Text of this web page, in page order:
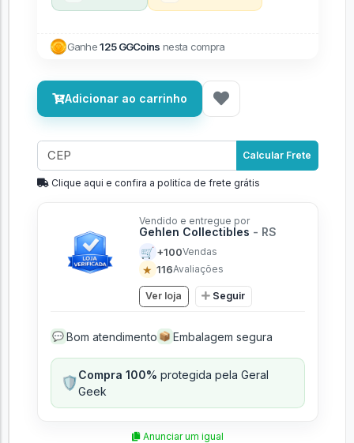
Ganhe125 GGCoins nesta compra
Adicionar ao carrinho
Calcular Frete
Clique aqui e confira a politíca de frete grátis
Vendido e entregue por
Gehlen Collectibles - RS
🛒 +100Vendas
★ 116Avaliações
Ver loja Seguir
💬 Bom atendimento 📦 Embalagem segura
🛡️Compra 100% protegida pela Geral
Geek
Anunciar um igual